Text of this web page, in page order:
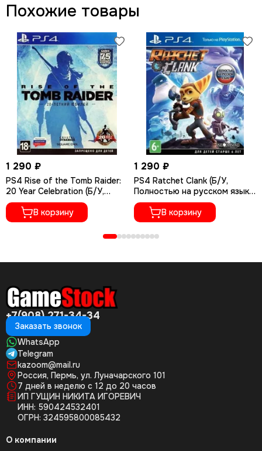
Похожие товары
1 290 ₽
PS4 Rise of the Tomb Raider:
20 Year Celebration (Б/У,
Полностью на русском языке,
CUSA-05716)
В корзину
1 290 ₽
PS4 Ratchet Сlank (Б/У,
Полностью на русском языке,
CUSA-01073)
В корзину
+7(908) 271-34-34
Заказать звонок
WhatsApp
Telegram
kazoom@mail.ru
Россия, Пермь, ул. Луначарского 101
7 дней в неделю с 12 до 20 часов
ИП ГУЩИН НИКИТА ИГОРЕВИЧ
ИНН: 590424532401
ОГРН: 324595800085432
О компании